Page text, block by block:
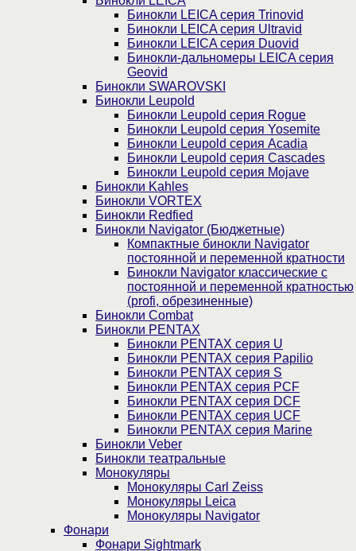
Бинокли LEICA серия Trinovid
Бинокли LEICA серия Ultravid
Бинокли LEICA серия Duovid
Бинокли-дальномеры LEICA серия
Geovid
Бинокли SWAROVSKI
Бинокли Leupold
Бинокли Leupold серия Rogue
Бинокли Leupold серия Yosemite
Бинокли Leupold серия Acadia
Бинокли Leupold серия Cascades
Бинокли Leupold серия Mojave
Бинокли Kahles
Бинокли VORTEX
Бинокли Redfied
Бинокли Navigator (Бюджетные)
Компактные бинокли Navigator
постоянной и переменной кратности
Бинокли Navigator классические с
постоянной и переменной кратностью
(profi, обрезиненные)
Бинокли Combat
Бинокли PENTAX
Бинокли PENTAX серия U
Бинокли PENTAX серия Papilio
Бинокли PENTAX серия S
Бинокли PENTAX серия PCF
Бинокли PENTAX серия DCF
Бинокли PENTAX серия UCF
Бинокли PENTAX серия Marine
Бинокли Veber
Бинокли театральные
Монокуляры
Монокуляры Carl Zeiss
Монокуляры Leica
Монокуляры Navigator
Фонари
Фонари Sightmark